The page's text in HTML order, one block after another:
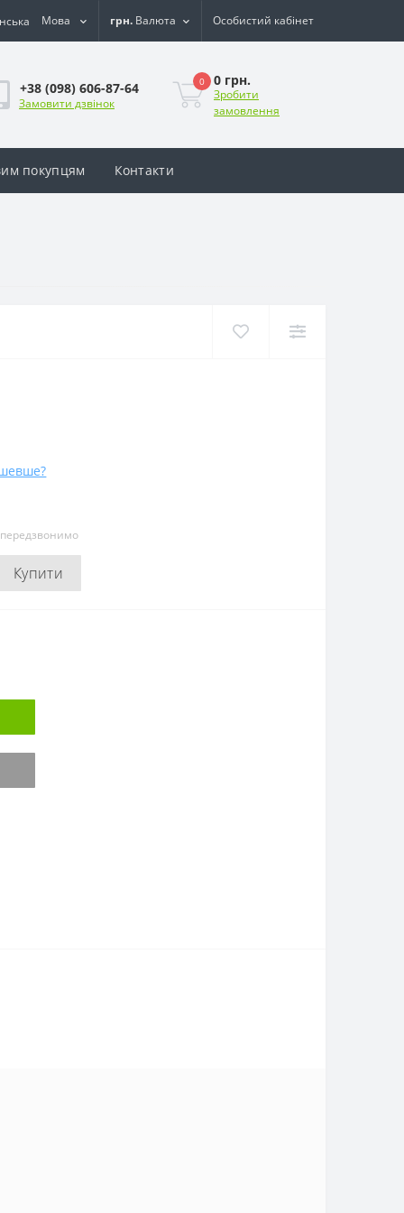
Мова грн. Валюта Особистий кабінет
+38 (098) 606-87-64
Замовити дзвінок
0 0 грн.
Зробити
замовлення
покупцям Контакти
Купити